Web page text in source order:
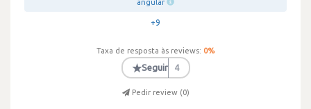
angular
+9
Taxa de resposta às reviews: 0%
★Seguir 4
Pedir review (0)